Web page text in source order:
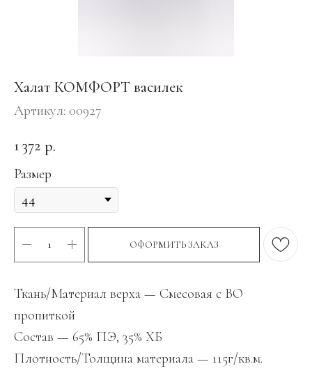
Халат КОМФОРТ василек
Артикул: 00927
1 372 р.
Размер
ОФОРМИТЬ ЗАКАЗ
Ткань/Материал верха — Смесовая с ВО
пропиткой
Состав — 65% ПЭ, 35% ХБ
Плотность/Толщина материала — 115г/кв.м.